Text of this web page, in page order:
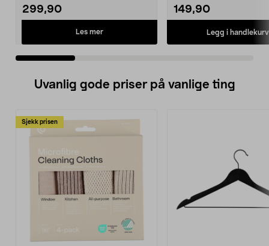
299,90
Les mer
149,90
Legg i handlekurv
Uvanlig gode priser på vanlige ting
Sjekk prisen